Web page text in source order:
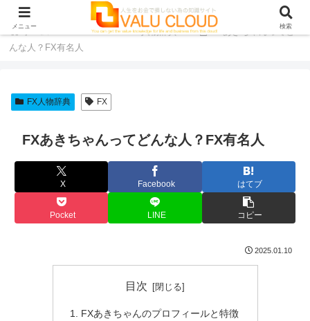
ホーム FX FX人物辞典
FXあきちゃんってど
んな人？FX有名人
FX人物辞典 FX
FXあきちゃんってどんな人？FX有名人
X Facebook はてブ
Pocket LINE コピー
2025.01.10
目次
FXあきちゃんのプロフィールと特徴
メニュー 検索